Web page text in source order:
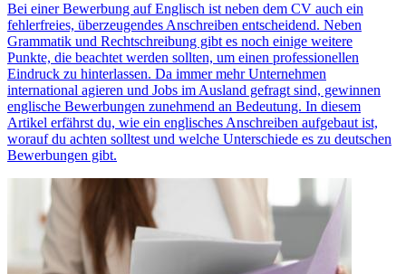
Bei einer Bewerbung auf Englisch ist neben dem CV auch ein
fehlerfreies, überzeugendes Anschreiben entscheidend. Neben
Grammatik und Rechtschreibung gibt es noch einige weitere
Punkte, die beachtet werden sollten, um einen professionellen
Eindruck zu hinterlassen. Da immer mehr Unternehmen
international agieren und Jobs im Ausland gefragt sind, gewinnen
englische Bewerbungen zunehmend an Bedeutung. In diesem
Artikel erfährst du, wie ein englisches Anschreiben aufgebaut ist,
worauf du achten solltest und welche Unterschiede es zu deutschen
Bewerbungen gibt.